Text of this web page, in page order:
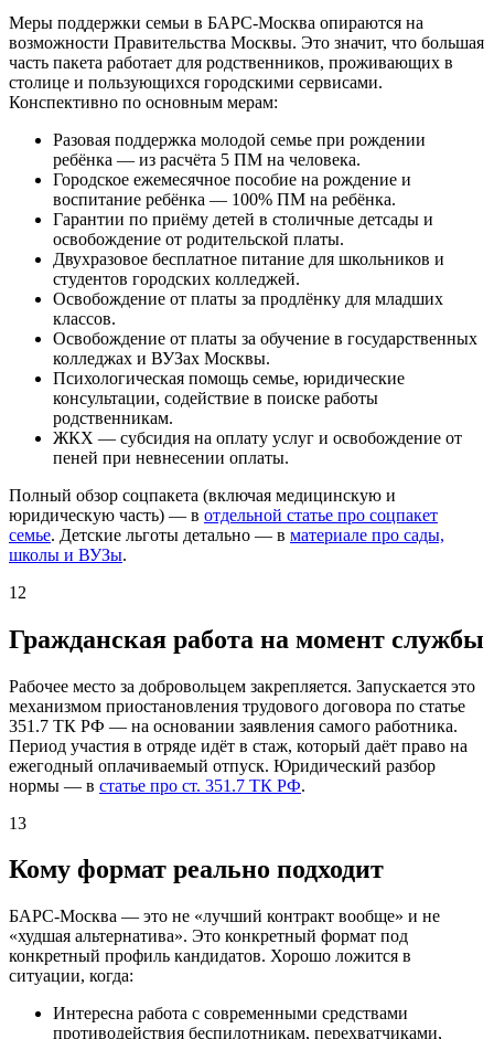
Меры поддержки семьи в БАРС-Москва опираются на
возможности Правительства Москвы. Это значит, что большая
часть пакета работает для родственников, проживающих в
столице и пользующихся городскими сервисами.
Конспективно по основным мерам:
Разовая поддержка молодой семье при рождении
ребёнка — из расчёта 5 ПМ на человека.
Городское ежемесячное пособие на рождение и
воспитание ребёнка — 100% ПМ на ребёнка.
Гарантии по приёму детей в столичные детсады и
освобождение от родительской платы.
Двухразовое бесплатное питание для школьников и
студентов городских колледжей.
Освобождение от платы за продлёнку для младших
классов.
Освобождение от платы за обучение в государственных
колледжах и ВУЗах Москвы.
Психологическая помощь семье, юридические
консультации, содействие в поиске работы
родственникам.
ЖКХ — субсидия на оплату услуг и освобождение от
пеней при невнесении оплаты.
Полный обзор соцпакета (включая медицинскую и
юридическую часть) — в отдельной статье про соцпакет
семье. Детские льготы детально — в материале про сады,
школы и ВУЗы.
12
Гражданская работа на момент службы
Рабочее место за добровольцем закрепляется. Запускается это
механизмом приостановления трудового договора по статье
351.7 ТК РФ — на основании заявления самого работника.
Период участия в отряде идёт в стаж, который даёт право на
ежегодный оплачиваемый отпуск. Юридический разбор
нормы — в статье про ст. 351.7 ТК РФ.
13
Кому формат реально подходит
БАРС-Москва — это не «лучший контракт вообще» и не
«худшая альтернатива». Это конкретный формат под
конкретный профиль кандидатов. Хорошо ложится в
ситуации, когда:
Интересна работа с современными средствами
противодействия беспилотникам, перехватчиками,